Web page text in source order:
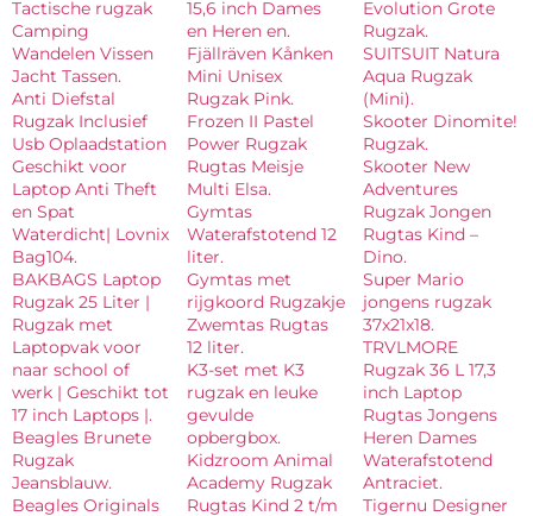
Tactische rugzak
Camping
Wandelen Vissen
Jacht Tassen.
Anti Diefstal
Rugzak Inclusief
Usb Oplaadstation
Geschikt voor
Laptop Anti Theft
en Spat
Waterdicht| Lovnix
Bag104.
BAKBAGS Laptop
Rugzak 25 Liter |
Rugzak met
Laptopvak voor
naar school of
werk | Geschikt tot
17 inch Laptops |.
Beagles Brunete
Rugzak
Jeansblauw.
Beagles Originals
15,6 inch Dames
en Heren en.
Fjällräven Kånken
Mini Unisex
Rugzak Pink.
Frozen II Pastel
Power Rugzak
Rugtas Meisje
Multi Elsa.
Gymtas
Waterafstotend 12
liter.
Gymtas met
rijgkoord Rugzakje
Zwemtas Rugtas
12 liter.
K3-set met K3
rugzak en leuke
gevulde
opbergbox.
Kidzroom Animal
Academy Rugzak
Rugtas Kind 2 t/m
Evolution Grote
Rugzak.
SUITSUIT Natura
Aqua Rugzak
(Mini).
Skooter Dinomite!
Rugzak.
Skooter New
Adventures
Rugzak Jongen
Rugtas Kind –
Dino.
Super Mario
jongens rugzak
37x21x18.
TRVLMORE
Rugzak 36 L 17,3
inch Laptop
Rugtas Jongens
Heren Dames
Waterafstotend
Antraciet.
Tigernu Designer